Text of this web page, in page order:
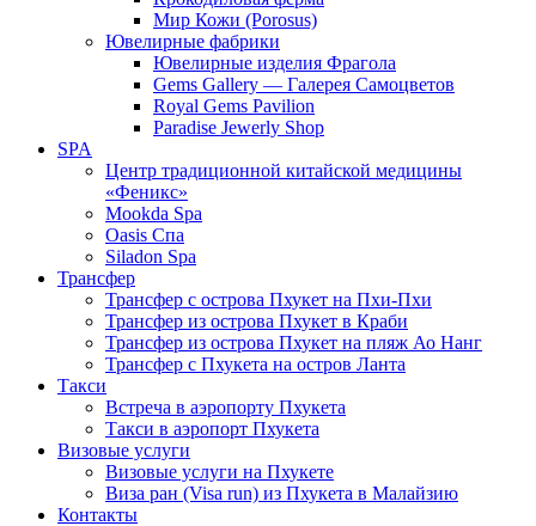
Мир Кожи (Porosus)
Ювелирные фабрики
Ювелирные изделия Фрагола
Gems Gallery — Галерея Самоцветов
Royal Gems Pavilion
Paradise Jewerly Shop
SPA
Центр традиционной китайской медицины
«Феникс»
Mookda Spa
Oasis Спа
Siladon Spa
Трансфер
Трансфер с острова Пхукет на Пхи-Пхи
Трансфер из острова Пхукет в Краби
Трансфер из острова Пхукет на пляж Ао Нанг
Трансфер с Пхукета на остров Ланта
Такси
Встреча в аэропорту Пхукета
Такси в аэропорт Пхукета
Визовые услуги
Визовые услуги на Пхукете
Виза ран (Visa run) из Пхукета в Малайзию
Контакты